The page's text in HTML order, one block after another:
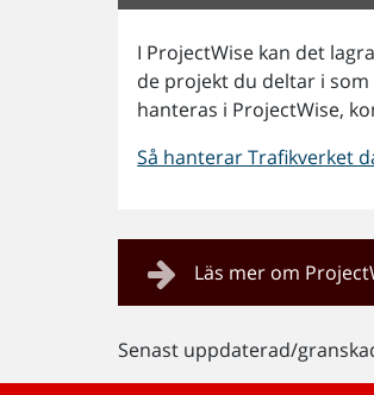
I ProjectWise kan det
de projekt du deltar i
hanteras i ProjectWise,
Så hanterar Trafikverket
Läs mer om
Senast uppdaterad/